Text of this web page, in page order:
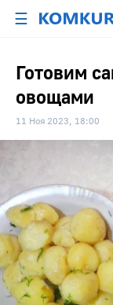
☰
Готовим
овощами
11 Ноя 2023, 18:00